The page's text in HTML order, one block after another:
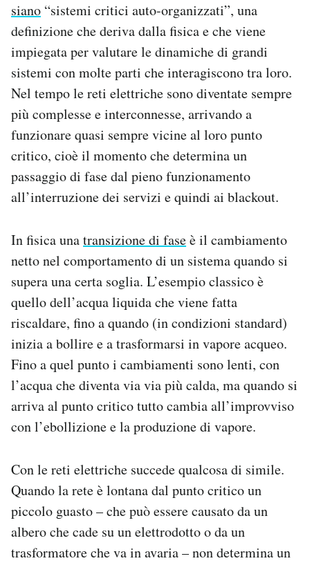
siano “sistemi critici auto-organizzati”, una
definizione che deriva dalla fisica e che viene
impiegata per valutare le dinamiche di grandi
sistemi con molte parti che interagiscono tra loro.
Nel tempo le reti elettriche sono diventate sempre
più complesse e interconnesse, arrivando a
funzionare quasi sempre vicine al loro punto
critico, cioè il momento che determina un
passaggio di fase dal pieno funzionamento
all’interruzione dei servizi e quindi ai blackout.
In fisica unatransizione di faseè il cambiamento
netto nel comportamento di un sistema quando si
supera una certa soglia. L’esempio classico è
quello dell’acqua liquida che viene fatta
riscaldare, fino a quando (in condizioni standard)
inizia a bollire e a trasformarsi in vapore acqueo.
Fino a quel punto i cambiamenti sono lenti, con
l’acqua che diventa via via più calda, ma quando si
arriva al punto critico tutto cambia all’improvviso
con l’ebollizione e la produzione di vapore.
Con le reti elettriche succede qualcosa di simile.
Quando la rete è lontana dal punto critico un
piccolo guasto – che può essere causato da un
albero che cade su un elettrodotto o da un
trasformatore che va in avaria – non determina un